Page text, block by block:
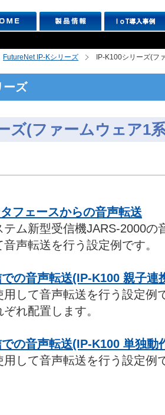
FutureNet IP-Kシリーズ IP-K100シリーズ(フ
ーズ
ズ(ファームウェア1
フェースからの音声転送
ム新型受信機JARS-2000の
声転送を行う設定例です。
の音声転送(IP-K100 親子連
用して音声転送を行う設定例
れ配置します。
の音声転送(IP-K100 単独動
用して音声転送を行う設定例